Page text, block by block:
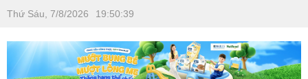
Thứ Sáu, 7/8/2026 19:50:40